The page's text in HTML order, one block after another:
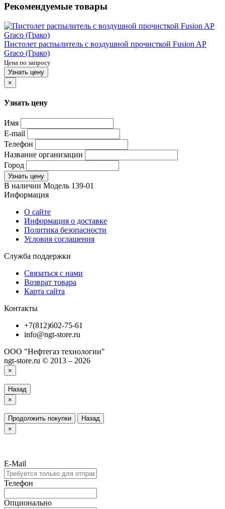
Рекомендуемые товары
Пистолет распылитель с воздушной прочисткой Fusion AP
Graco (Грако)
Цена по запросу
Узнать цену
×
Узнать цену
Имя
E-mail
Телефон
Название организации
Город
Узнать цену
В наличии Модель 139-01
Информация
О сайте
Информация о доставке
Политика безопасности
Условия соглашения
Служба поддержки
Связаться с нами
Возврат товара
Карта сайта
Контакты
+7(812)602-75-61
info@ngt-store.ru
ООО "Нефтегаз технологии"
ngt-store.ru © 2013 – 2026
×
Назад
×
Продолжить покупки
Назад
×
E-Mail
Телефон
Опционально